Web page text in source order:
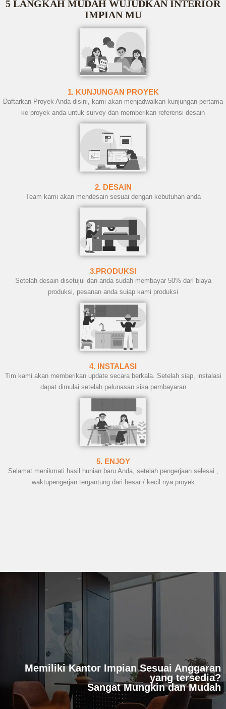
5 LANGKAH MUDAH WUJUDKAN INTERIOR
IMPIAN MU
1. KUNJUNGAN PROYEK
Daftarkan Proyek Anda disini, kami akan menjadwalkan kunjungan pertama
ke proyek anda untuk survey dan memberikan referensi desain
2. DESAIN
Team kami akan mendesain sesuai dengan kebutuhan anda
3.PRODUKSI
Setelah desain disetujui dan anda sudah membayar 50% dari biaya
produksi, pesanan anda suiap kami produksi
4. INSTALASI
Tim kami akan memberikan update secara berkala. Setelah siap, instalasi
dapat dimulai setelah pelunasan sisa pembayaran
5. ENJOY
Selamat menikmati hasil hunian baru Anda, setelah pengerjaan selesai ,
waktupengerjan tergantung dari besar / kecil nya proyek
Memiliki Kantor Impian Sesuai Anggaran
yang tersedia?
Sangat Mungkin dan Mudah